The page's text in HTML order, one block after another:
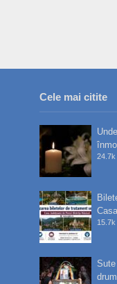
Cele mai citite
24.7k